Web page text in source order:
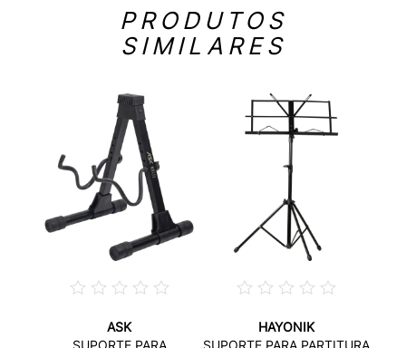
PRODUTOS
SIMILARES
ASK
SUPORTE PARA
HAYONIK
SUPORTE PARA PARTITURA